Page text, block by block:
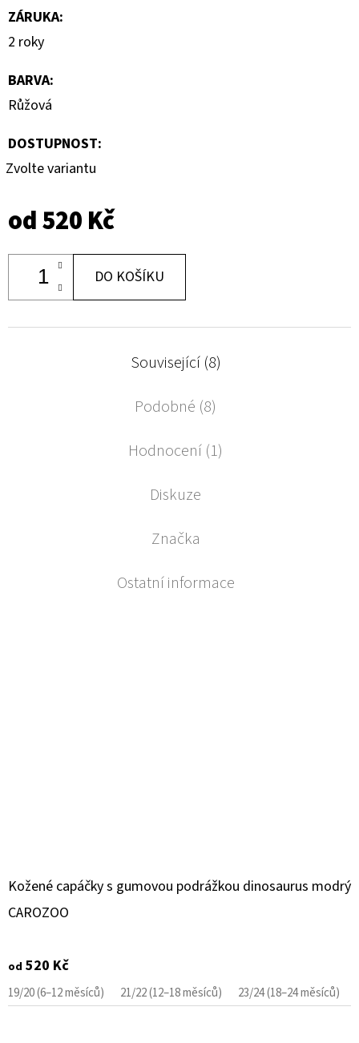
ZÁRUKA:
2 roky
BARVA:
Růžová
DOSTUPNOST:
Zvolte variantu
od520 Kč
DO KOŠÍKU
Související (8)
Podobné (8)
Hodnocení (1)
Diskuze
Značka
Ostatní informace
Kožené capáčky s gumovou podrážkou dinosaurus modrý
CAROZOO
od 520 Kč
19/20 (6–12 měsíců) 21/22 (12–18 měsíců) 23/24 (18–24 měsíců)